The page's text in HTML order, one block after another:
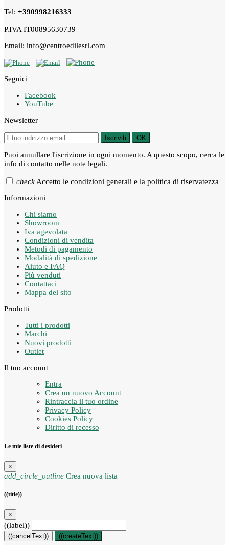
Tel: +390998216333
P.IVA IT00895630739
Email: info@centroedilesrl.com
Seguici
Facebook
YouTube
Newsletter
Iscriviti OK
Puoi annullare l'iscrizione in ogni momento. A questo scopo, cerca le
info di contatto nelle note legali.
check Accetto le condizioni generali e la politica di riservatezza
Informazioni
Chi siamo
Showroom
Iva agevolata
Condizioni di vendita
Metodi di pagamento
Modalità di spedizione
Aiuto e FAQ
Più venduti
Contattaci
Mappa del sito
Prodotti
Tutti i prodotti
Marchi
Nuovi prodotti
Outlet
Il tuo account
Entra
Crea un nuovo Account
Rintraccia il tuo ordine
Privacy Policy
Cookies Policy
Diritto di recesso
Le mie liste di desideri
×
add_circle_outline Crea nuova lista
((title))
×
((label))
((cancelText)) ((createText))